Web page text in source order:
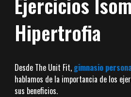
Hipertrofia
Desde The Unit Fit, gimnasio
hablamos de la importancia de los
sus beneficios.